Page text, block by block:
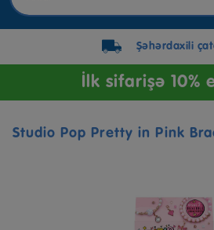
Şəhərdaxili
İlk sifarişə 10%
Studio Pop Pretty in Pink